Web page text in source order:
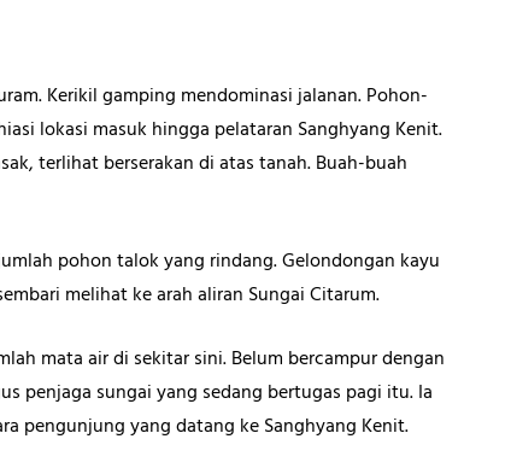
Kerikil gamping mendominasi jalanan. Pohon-
lokasi masuk hingga pelataran Sanghyang Kenit.
terlihat berserakan di atas tanah. Buah-buah
pohon talok yang rindang. Gelondongan kayu
melihat ke arah aliran Sungai Citarum.
mata air di sekitar sini. Belum bercampur dengan
penjaga sungai yang sedang bertugas pagi itu. Ia
pengunjung yang datang ke Sanghyang Kenit.